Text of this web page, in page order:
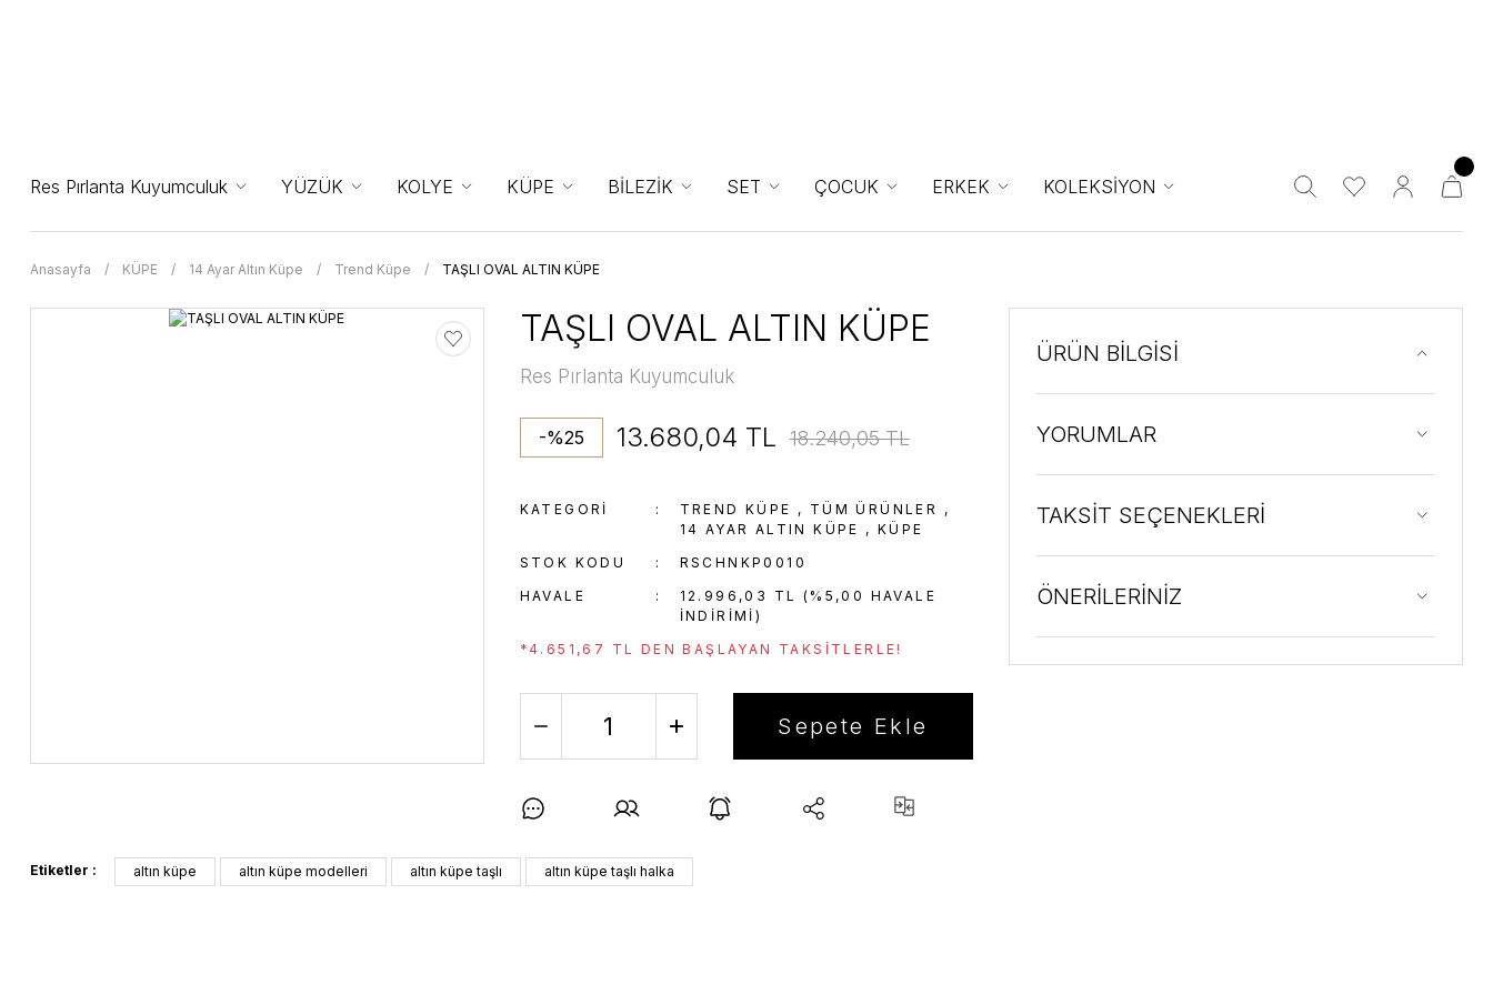
Res Pırlanta Kuyumculuk YÜZÜK KOLYE KÜPE BİLEZİK SET ÇOCUK ERKEK KOLEKSİYON
Anasayfa KÜPE 14 Ayar Altın Küpe Trend Küpe TAŞLI OVAL ALTIN KÜPE
TAŞLI OVAL ALTIN KÜPE
Res Pırlanta Kuyumculuk
-%25 13.680,04 TL 18.240,05 TL
KATEGORI TREND KÜPE , TÜM ÜRÜNLER
,
14 AYAR ALTIN KÜPE ,KÜPE
STOK KODU
RSCHNKP0010
HAVALE
12.996,03 TL (%5,00 HAVALE
INDIRIMI)
*4.651,67 TL DEN BAŞLAYAN TAKSITLERLE!
Sepete Ekle
ÜRÜN BİLGİSİ
YORUMLAR
TAKSİT SEÇENEKLERİ
ÖNERİLERİNİZ
Etiketler : altın küpe altın küpe modelleri altın küpe taşlı altın küpe taşlı halka